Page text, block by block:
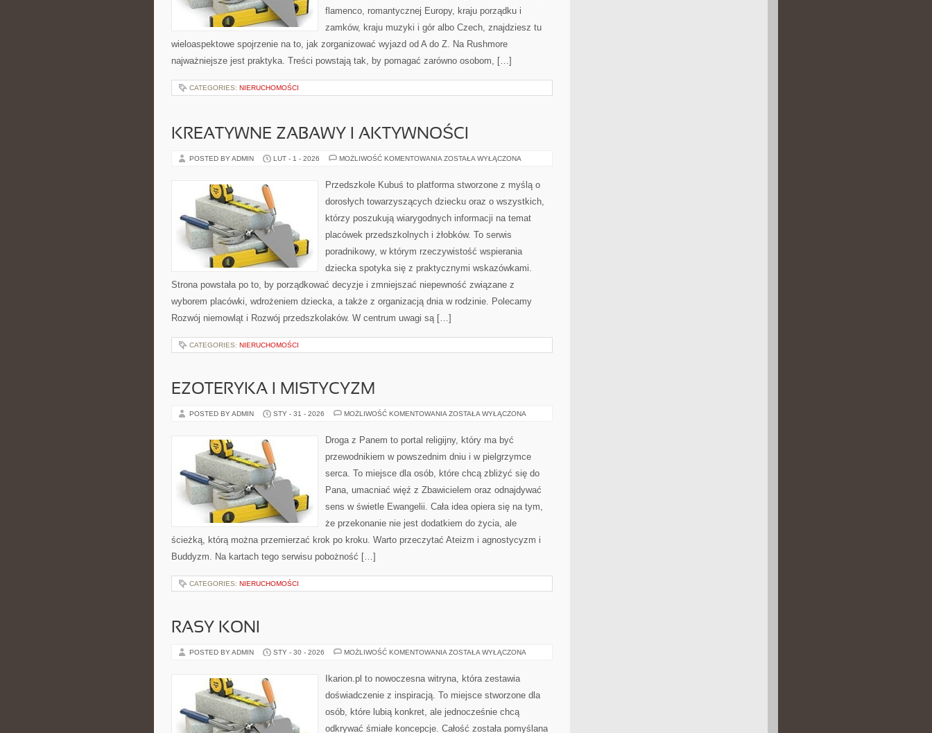
flamenco, romantycznej Europy, kraju porządku i
zamków, kraju muzyki i gór albo Czech, znajdziesz tu
wieloaspektowe spojrzenie na to, jak zorganizować wyjazd od A do Z. Na Rushmore
najważniejsze jest praktyka. Treści powstają tak, by pomagać zarówno osobom, […]
CATEGORIES: NIERUCHOMOŚCI
KREATYWNE ZABAWY I AKTYWNOŚCI
POSTED BY ADMIN LUT - 1 - 2026 MOŻLIWOŚĆ KOMENTOWANIA KREATYWNE
AKTYWNOŚCI
ZOSTAŁA WYŁĄCZONA
Przedszkole Kubuś to platforma stworzone z myślą o
dorosłych towarzyszących dziecku oraz o wszystkich,
którzy poszukują wiarygodnych informacji na temat
placówek przedszkolnych i żłobków. To serwis
poradnikowy, w którym rzeczywistość wspierania
dziecka spotyka się z praktycznymi wskazówkami.
Strona powstała po to, by porządkować decyzje i zmniejszać niepewność związane z
wyborem placówki, wdrożeniem dziecka, a także z organizacją dnia w rodzinie. Polecamy
Rozwój niemowląt i Rozwój przedszkolaków. W centrum uwagi są […]
CATEGORIES: NIERUCHOMOŚCI
EZOTERYKA I MISTYCYZM
POSTED BY ADMIN STY - 31 - 2026 MOŻLIWOŚĆ KOMENTOWANIA EZOTERYKA
ZOSTAŁA WYŁĄCZONA
Droga z Panem to portal religijny, który ma być
przewodnikiem w powszednim dniu i w pielgrzymce
serca. To miejsce dla osób, które chcą zbliżyć się do
Pana, umacniać więź z Zbawicielem oraz odnajdywać
sens w świetle Ewangelii. Cała idea opiera się na tym,
że przekonanie nie jest dodatkiem do życia, ale
ścieżką, którą można przemierzać krok po kroku. Warto przeczytać Ateizm i agnostycyzm i
Buddyzm. Na kartach tego serwisu pobożność […]
CATEGORIES: NIERUCHOMOŚCI
RASY KONI
POSTED BY ADMIN STY - 30 - 2026 MOŻLIWOŚĆ KOMENTOWANIA RASY
ZOSTAŁA WYŁĄCZONA
Ikarion.pl to nowoczesna witryna, która zestawia
doświadczenie z inspiracją. To miejsce stworzone dla
osób, które lubią konkret, ale jednocześnie chcą
odkrywać śmiałe koncepcje. Całość została pomyślana